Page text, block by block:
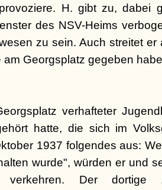
H. gibt zu, dabei
des NSV-Heims
zu sein. Auch streitet
am Georgsplatz gegeben
verhafteter
hatte, die sich im
1937 folgendes aus:
wurde", würden er und
verkehren. Der dortige